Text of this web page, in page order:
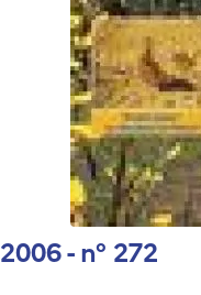
2006 - n° 272